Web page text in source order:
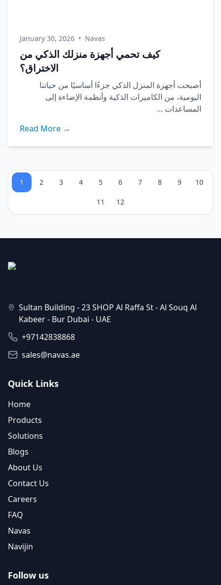
January 30, 2026 • Navas
كيف تحمي أجهزة منزلك الذكي من
الاختراق؟
أصبحت أجهزة المنزل الذكي جزءًا أساسيًا من حياتنا
اليومية، من الكاميرات الذكية وأنظمة الإضاءة إلى
المساعدات ...
Read More →
1 2 3 4 5 6 7 8 9 10
11 12
Sultan Building - 23 SHOP Al Raffa St - Al Souq Al
Kabeer - Bur Dubai - UAE
+97142838868
sales@navas.ae
Quick Links
Home
Products
Solutions
Blogs
About Us
Contact Us
Careers
FAQ
Navas
Navijin
Follow us